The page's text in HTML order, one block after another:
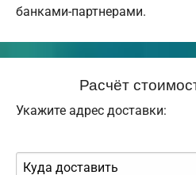
банками-партнерами.
Расчёт
Укажите адрес доставки: